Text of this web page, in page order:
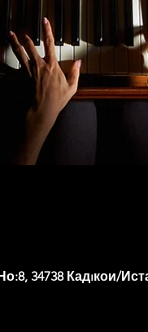
34738 Кадıкои/